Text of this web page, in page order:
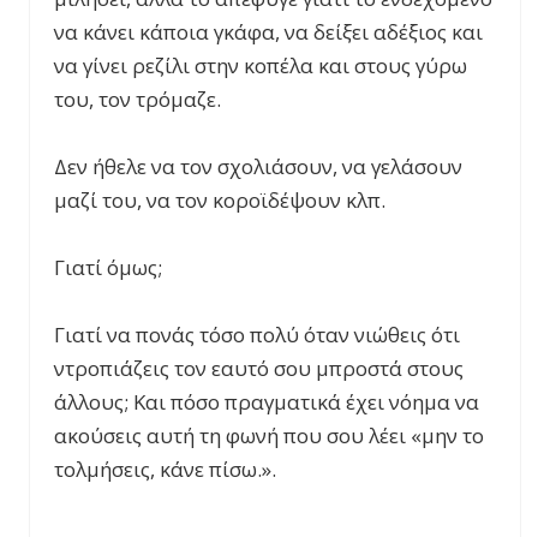
να κάνει κάποια γκάφα, να δείξει αδέξιος και
να γίνει ρεζίλι στην κοπέλα και στους γύρω
του, τον τρόμαζε.
Δεν ήθελε να τον σχολιάσουν, να γελάσουν
μαζί του, να τον κοροϊδέψουν κλπ.
Γιατί όμως;
Γιατί να πονάς τόσο πολύ όταν νιώθεις ότι
ντροπιάζεις τον εαυτό σου μπροστά στους
άλλους; Και πόσο πραγματικά έχει νόημα να
ακούσεις αυτή τη φωνή που σου λέει «μην το
τολμήσεις, κάνε πίσω.».